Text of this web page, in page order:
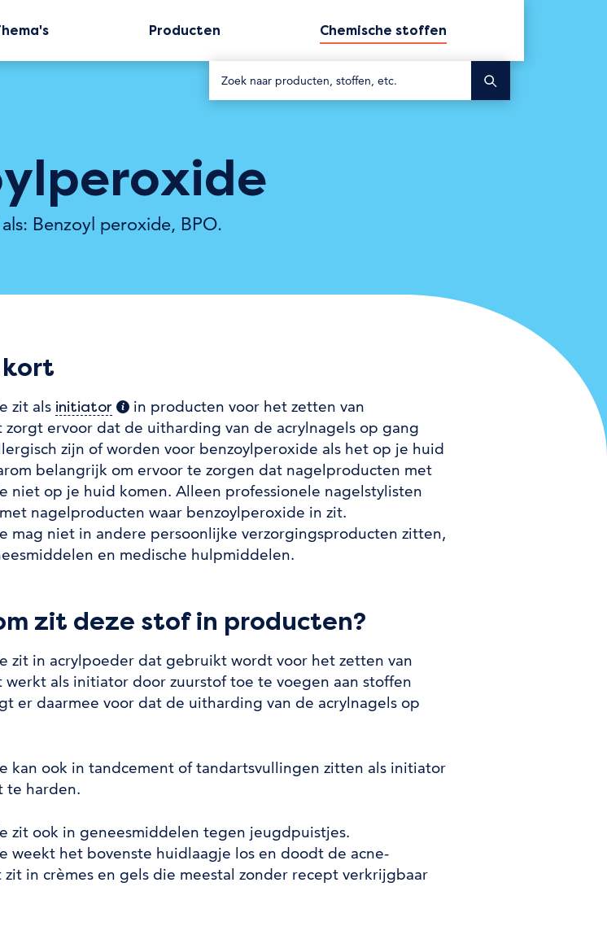
Producten Chemische stoffen
Zoek
Benzoyl peroxide, BPO.
kort
zit als initiator (extra informatie)
in producten voor het zetten van
zorgt ervoor dat de uitharding van de acrylnagels op gang
zijn of worden voor benzoylperoxide als het op je huid
belangrijk om ervoor te zorgen dat nagelproducten met
niet op je huid komen. Alleen professionele nagelstylisten
nagelproducten waar benzoylperoxide in zit.
mag niet in andere persoonlijke verzorgingsproducten zitten,
en medische hulpmiddelen.
zit deze stof in producten?
zit in acrylpoeder dat gebruikt wordt voor het zetten van
werkt als initiator door zuurstof toe te voegen aan stoffen
er daarmee voor dat de uitharding van de acrylnagels op
kan ook in tandcement of tandartsvullingen zitten als initiator
te harden.
zit ook in geneesmiddelen tegen jeugdpuistjes.
weekt het bovenste huidlaagje los en doodt de acne-
zit in crèmes en gels die meestal zonder recept verkrijgbaar